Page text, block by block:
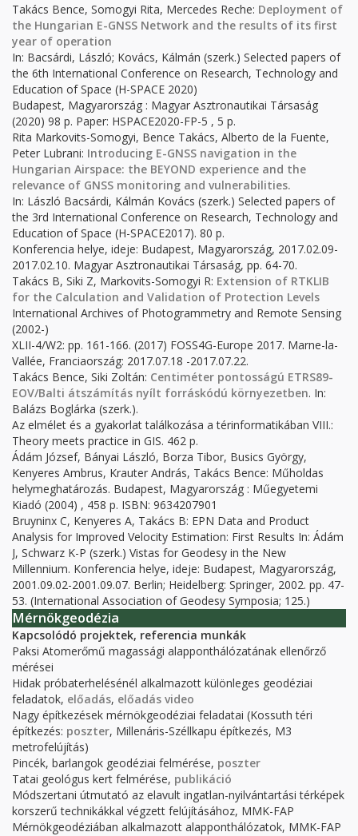
Takács Bence, Somogyi Rita, Mercedes Reche: Deployment of
the Hungarian E-GNSS Network and the results of its first
year of operation
In: Bacsárdi, László; Kovács, Kálmán (szerk.) Selected papers of
the 6th International Conference on Research, Technology and
Education of Space (H-SPACE 2020)
Budapest, Magyarország : Magyar Asztronautikai Társaság
(2020) 98 p. Paper: HSPACE2020-FP-5 , 5 p.
Rita Markovits-Somogyi, Bence Takács, Alberto de la Fuente,
Peter Lubrani: Introducing E-GNSS navigation in the
Hungarian Airspace: the BEYOND experience and the
relevance of GNSS monitoring and vulnerabilities.
In: László Bacsárdi, Kálmán Kovács (szerk.) Selected papers of
the 3rd International Conference on Research, Technology and
Education of Space (H-SPACE2017). 80 p.
Konferencia helye, ideje: Budapest, Magyarország, 2017.02.09-
2017.02.10. Magyar Asztronautikai Társaság, pp. 64-70.
Takács B, Siki Z, Markovits-Somogyi R: Extension of RTKLIB
for the Calculation and Validation of Protection Levels
International Archives of Photogrammetry and Remote Sensing
(2002-)
XLII-4/W2: pp. 161-166. (2017) FOSS4G-Europe 2017. Marne-la-
Vallée, Franciaország: 2017.07.18 -2017.07.22.
Takács Bence, Siki Zoltán: Centiméter pontosságú ETRS89-
EOV/Balti átszámítás nyílt forráskódú környezetben. In:
Balázs Boglárka (szerk.).
Az elmélet és a gyakorlat találkozása a térinformatikában VIII.:
Theory meets practice in GIS. 462 p.
Ádám József, Bányai László, Borza Tibor, Busics György,
Kenyeres Ambrus, Krauter András, Takács Bence: Műholdas
helymeghatározás. Budapest, Magyarország : Műegyetemi
Kiadó (2004) , 458 p. ISBN: 9634207901
Bruyninx C, Kenyeres A, Takács B: EPN Data and Product
Analysis for Improved Velocity Estimation: First Results In: Ádám
J, Schwarz K-P (szerk.) Vistas for Geodesy in the New
Millennium. Konferencia helye, ideje: Budapest, Magyarország,
2001.09.02-2001.09.07. Berlin; Heidelberg: Springer, 2002. pp. 47-
53. (International Association of Geodesy Symposia; 125.)
Mérnökgeodézia
Kapcsolódó projektek, referencia munkák
Paksi Atomerőmű magassági alapponthálózatának ellenőrző
mérései
Hidak próbaterhelésénél alkalmazott különleges geodéziai
feladatok, előadás, előadás video
Nagy építkezések mérnökgeodéziai feladatai (Kossuth téri
építkezés: poszter, Millenáris-Széllkapu építkezés, M3
metrofelújítás)
Pincék, barlangok geodéziai felmérése, poszter
Tatai geológus kert felmérése, publikáció
Módszertani útmutató az elavult ingatlan-nyilvántartási térképek
korszerű technikákkal végzett felújításához, MMK-FAP
Mérnökgeodéziában alkalmazott alapponthálózatok, MMK-FAP